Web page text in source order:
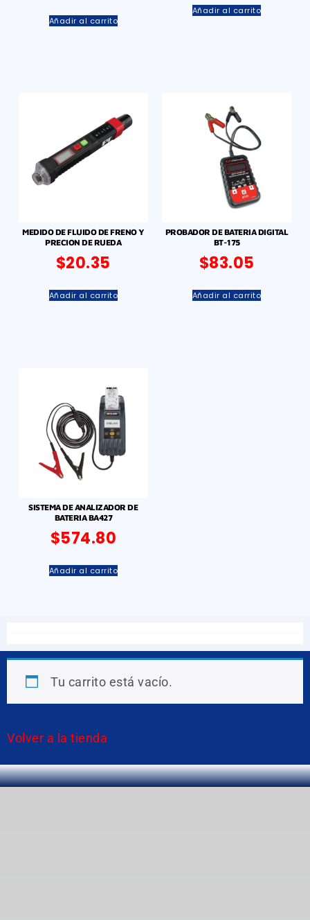
Añadir al carrito
Añadir al carrito
MEDIDO DE FLUIDO DE FRENO Y
PRECION DE RUEDA
$20.35
Añadir al carrito
PROBADOR DE BATERIA DIGITAL
BT-175
$83.05
Añadir al carrito
SISTEMA DE ANALIZADOR DE
BATERIA BA427
$574.80
Añadir al carrito
Tu carrito está vacío.
Volver a la tienda